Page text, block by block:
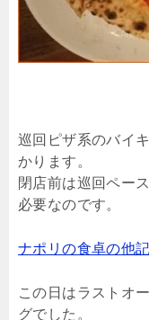
巡回ピザ系のバイ
かります。
閉店前は巡回ペー
必要なのです。
ナポリの食卓の他
この日はラストオ
グでした。